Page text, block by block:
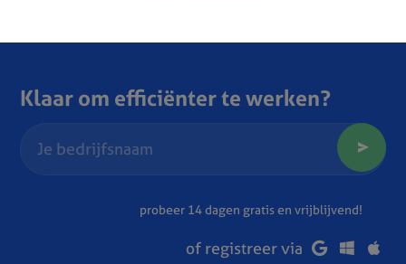
Klaar om efficiënter te werken?
probeer 14 dagen gratis en vrijblijvend!
of registreer via